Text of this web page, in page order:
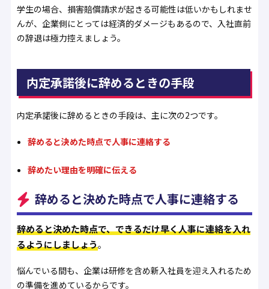
学生の場合、損害賠償請求が起きる可能性は低いかもしれませ
んが、企業側にとっては経済的ダメージもあるので、入社直前
の辞退は極力控えましょう。
内定承諾後に辞めるときの手段
内定承諾後に辞めるときの手段は、主に次の2つです。
辞めると決めた時点で人事に連絡する
辞めたい理由を明確に伝える
辞めると決めた時点で人事に連絡する
辞めると決めた時点で、できるだけ早く人事に連絡を入れ
るようにしましょう。
悩んでいる間も、企業は研修を含め新入社員を迎え入れるため
の準備を進めているからです。